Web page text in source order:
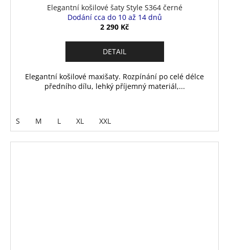
Elegantní košilové šaty Style S364 černé
Dodání cca do 10 až 14 dnů
2 290 Kč
DETAIL
Elegantní košilové maxišaty. Rozpínání po celé délce
předního dílu, lehký příjemný materiál,...
S M L XL XXL